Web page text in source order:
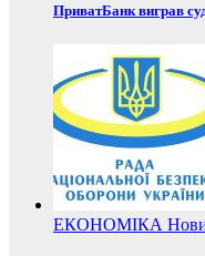
ПриватБанк виграв
ЕКОНОМІКА